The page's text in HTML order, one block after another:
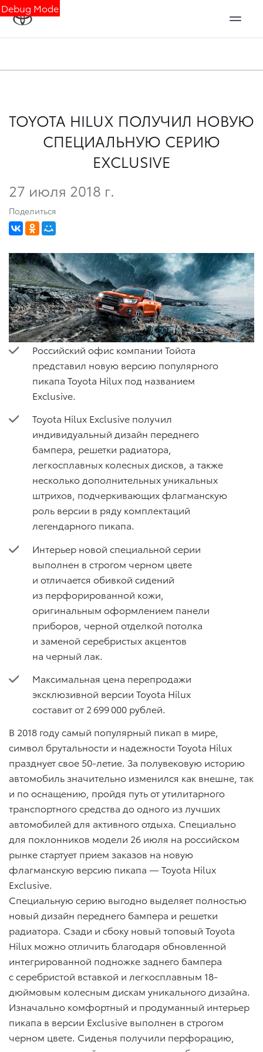
Debug Mode
TOYOTA HILUX ПОЛУЧИЛ НОВУЮ
СПЕЦИАЛЬНУЮ СЕРИЮ
EXCLUSIVE
27 июля 2018 г.
Поделиться
Российский офис компании Тойота
представил новую версию популярного
пикапа Toyota Hilux под названием
Exclusive.
Toyota Hilux Exclusive получил
индивидуальный дизайн переднего
бампера, решетки радиатора,
легкосплавных колесных дисков, а также
несколько дополнительных уникальных
штрихов, подчеркивающих флагманскую
роль версии в ряду комплектаций
легендарного пикапа.
Интерьер новой специальной серии
выполнен в строгом черном цвете
и отличается обивкой сидений
из перфорированной кожи,
оригинальным оформлением панели
приборов, черной отделкой потолка
и заменой серебристых акцентов
на черный лак.
Максимальная цена перепродажи
эксклюзивной версии Toyota Hilux
составит от 2 699 000 рублей.
В 2018 году самый популярный пикап в мире,
символ брутальности и надежности Toyota Hilux
празднует свое 50-летие. За полувековую историю
автомобиль значительно изменился как внешне, так
и по оснащению, пройдя путь от утилитарного
транспортного средства до одного из лучших
автомобилей для активного отдыха. Специально
для поклонников модели 26 июля на российском
рынке стартует прием заказов на новую
флагманскую версию пикапа — Toyota Hilux
Exclusive.
Специальную серию выгодно выделяет полностью
новый дизайн переднего бампера и решетки
радиатора. Сзади и сбоку новый топовый Toyota
Hilux можно отличить благодаря обновленной
интегрированной подножке заднего бампера
с серебристой вставкой и легкосплавным 18-
дюймовым колесным дискам уникального дизайна.
Изначально комфортный и продуманный интерьер
пикапа в версии Exclusive выполнен в строгом
черном цвете. Сиденья получили перфорацию,